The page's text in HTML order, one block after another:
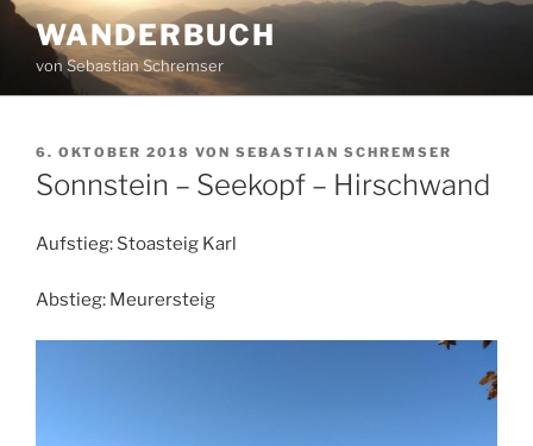
Zum
Inhalt
springen
WANDERBUCH
von Sebastian Schremser
VERÖFFENTLICHT
AM
6. OKTOBER 2018 VON SEBASTIAN SCHREMSER
Sonnstein – Seekopf – Hirschwand
Aufstieg: Stoasteig Karl
Abstieg: Meurersteig